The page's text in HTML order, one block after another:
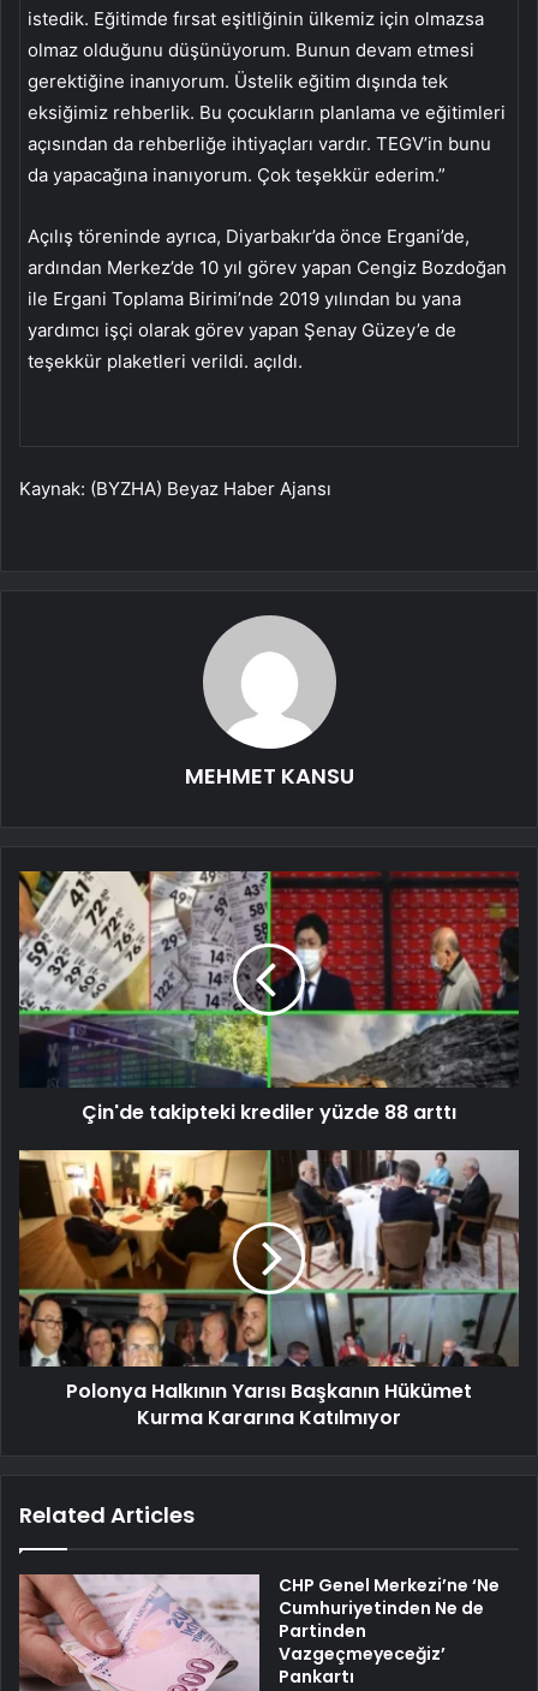
istedik. Eğitimde fırsat eşitliğinin ülkemiz için olmazsa
olmaz olduğunu düşünüyorum. Bunun devam etmesi
gerektiğine inanıyorum. Üstelik eğitim dışında tek
eksiğimiz rehberlik. Bu çocukların planlama ve eğitimleri
açısından da rehberliğe ihtiyaçları vardır. TEGV’in bunu
da yapacağına inanıyorum. Çok teşekkür ederim.”
Açılış töreninde ayrıca, Diyarbakır’da önce Ergani’de,
ardından Merkez’de 10 yıl görev yapan Cengiz Bozdoğan
ile Ergani Toplama Birimi’nde 2019 yılından bu yana
yardımcı işçi olarak görev yapan Şenay Güzey’e de
teşekkür plaketleri verildi. açıldı.
Kaynak: (BYZHA) Beyaz Haber Ajansı
MEHMET KANSU
Çin'de takipteki krediler yüzde 88 arttı
Polonya Halkının Yarısı Başkanın Hükümet
Kurma Kararına Katılmıyor
Related Articles
CHP Genel Merkezi’ne ‘Ne
Cumhuriyetinden Ne de
Partinden
Vazgeçmeyeceğiz’
Pankartı